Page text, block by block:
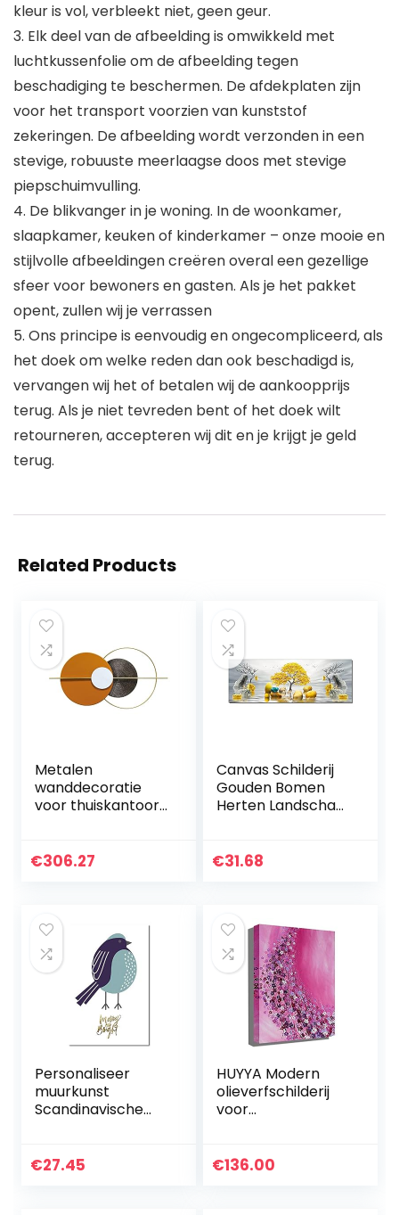
kleur is vol, verbleekt niet, geen geur.
3. Elk deel van de afbeelding is omwikkeld met
luchtkussenfolie om de afbeelding tegen
beschadiging te beschermen. De afdekplaten zijn
voor het transport voorzien van kunststof
zekeringen. De afbeelding wordt verzonden in een
stevige, robuuste meerlaagse doos met stevige
piepschuimvulling.
4. De blikvanger in je woning. In de woonkamer,
slaapkamer, keuken of kinderkamer – onze mooie en
stijlvolle afbeeldingen creëren overal een gezellige
sfeer voor bewoners en gasten. Als je het pakket
opent, zullen wij je verrassen
5. Ons principe is eenvoudig en ongecompliceerd, als
het doek om welke reden dan ook beschadigd is,
vervangen wij het of betalen wij de aankoopprijs
terug. Als je niet tevreden bent of het doek wilt
retourneren, accepteren wij dit en je krijgt je geld
terug.
Related Products
Metalen
wanddecoratie
voor thuiskantoor
Esthetische kamer
woonkamer…
€306.27
Canvas Schilderij
Gouden Bomen
Herten Landschap
voor Woonkamer
€31.68
Personaliseer
muurkunst
Scandinavische
cartoon dier vogel
€27.45
HUYYA Modern
olieverfschilderij
voor
bloemen, schilderij
€136.00